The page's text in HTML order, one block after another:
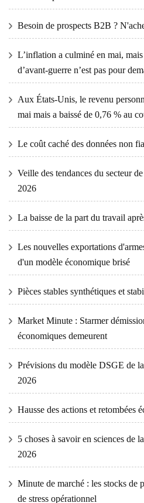
Besoin de prospects B2B ?
L’inflation a culminé en mai,
d’avant-guerre n’est pas pour
Aux États-Unis, le revenu
mai mais a baissé de 0,76 % au
Le coût caché des données non
Veille des tendances du secteur
2026
La baisse de la part du travail
Les nouvelles exportations
d'un modèle économique brisé
Pièces stables synthétiques et
Market Minute : Starmer
économiques demeurent
Prévisions du modèle DSGE de
2026
Hausse des actions et retombées
5 choses à savoir en sciences de
2026
Minute de marché : les stocks de
de stress opérationnel